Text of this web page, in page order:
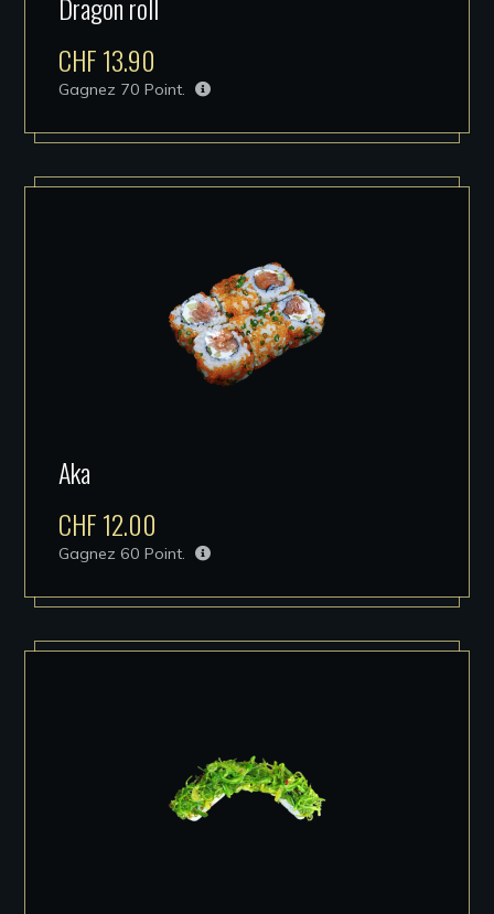
Dragon roll
CHF13.90
Gagnez 70 Point.
Aka
CHF12.00
Gagnez60 Point.